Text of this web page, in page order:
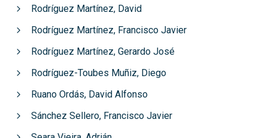
Rodríguez Martínez, David
Rodríguez Martínez, Francisco Javier
Rodríguez Martínez, Gerardo José
Rodríguez-Toubes Muñiz, Diego
Ruano Ordás, David Alfonso
Sánchez Sellero, Francisco Javier